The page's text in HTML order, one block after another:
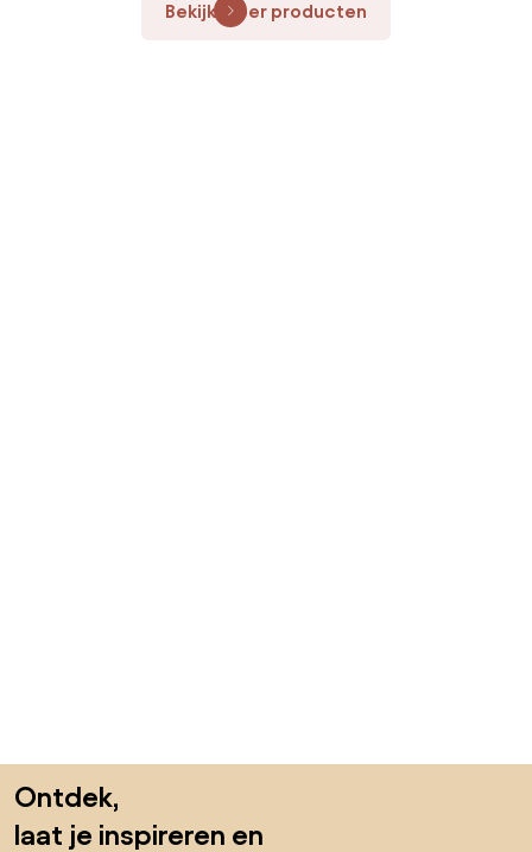
Bekijk meer producten
Ontdek,
laat je inspireren en